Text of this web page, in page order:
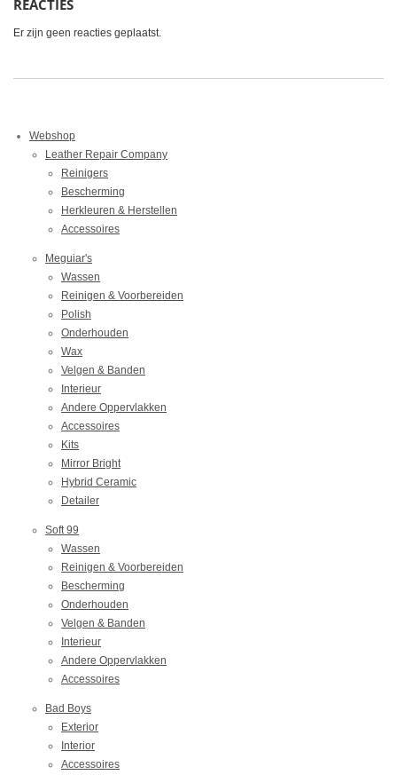
REACTIES
Er zijn geen reacties geplaatst.
Webshop
Leather Repair Company
Reinigers
Bescherming
Herkleuren & Herstellen
Accessoires
Meguiar's
Wassen
Reinigen & Voorbereiden
Polish
Onderhouden
Wax
Velgen & Banden
Interieur
Andere Oppervlakken
Accessoires
Kits
Mirror Bright
Hybrid Ceramic
Detailer
Soft 99
Wassen
Reinigen & Voorbereiden
Bescherming
Onderhouden
Velgen & Banden
Interieur
Andere Oppervlakken
Accessoires
Bad Boys
Exterior
Interior
Accessoires